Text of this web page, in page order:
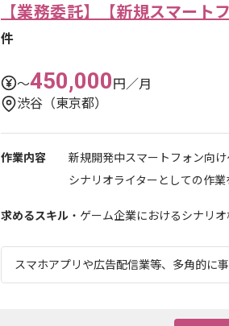
【業務委託】【新規スマート
件
〜450,000円／月
渋谷（東京都）
作業内容
新規開発中スマートフォン向
シナリオライターとしての作業
求めるスキル ・ゲーム企業におけるシナリ
スマホアプリや広告配信業等、多角的に